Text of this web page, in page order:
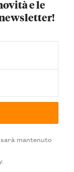
e le
mantenuto